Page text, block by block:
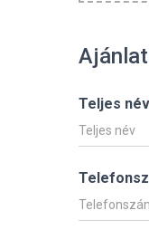
Teljes név